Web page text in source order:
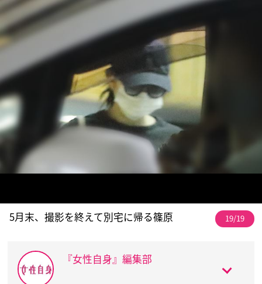
5月末、撮影を終えて別宅に帰る篠原 19/19
『女性自身』編集部